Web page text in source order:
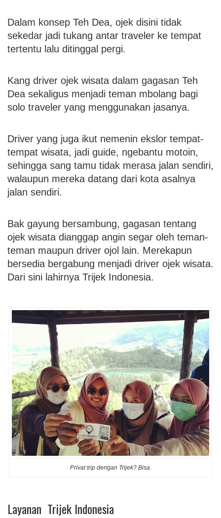
Dalam konsep Teh Dea, ojek disini tidak
sekedar jadi tukang antar traveler ke tempat
tertentu lalu ditinggal pergi.
Kang driver ojek wisata dalam gagasan Teh
Dea sekaligus menjadi teman mbolang bagi
solo traveler yang menggunakan jasanya.
Driver yang juga ikut nemenin ekslor tempat-
tempat wisata, jadi guide, ngebantu motoin,
sehingga sang tamu tidak merasa jalan sendiri,
walaupun mereka datang dari kota asalnya
jalan sendiri.
Bak gayung bersambung, gagasan tentang
ojek wisata dianggap angin segar oleh teman-
teman maupun driver ojol lain. Merekapun
bersedia bergabung menjadi driver ojek wisata.
Dari sini lahirnya Trijek Indonesia.
Privat trip dengan Trijek? Bisa.
Layanan Trijek Indonesia